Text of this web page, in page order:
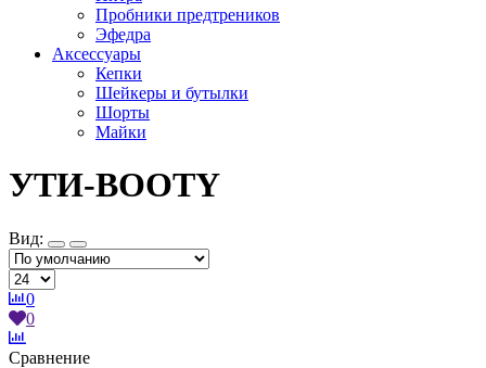
Пробники предтреников
Эфедра
Аксессуары
Кепки
Шейкеры и бутылки
Шорты
Майки
УТИ-BOOTY
Вид:
0
0
Сравнение